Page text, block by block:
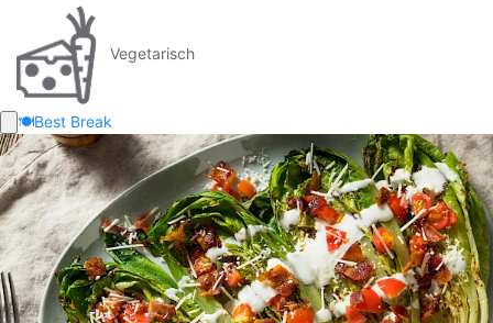
Vegetarisch
🍽️Best Break